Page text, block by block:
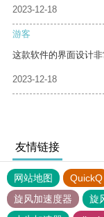
2023-12-18
游客
这款软件的界面设计非
2023-12-18
友情链接
网站地图 QuickQ
旋风加速度器
旋